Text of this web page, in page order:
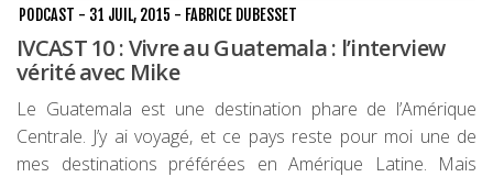
PODCAST - 31 JUIL, 2015 - FABRICE DUBESSET
IVCAST 10 : Vivre au Guatemala : l’interview
vérité avec Mike
Le Guatemala est une destination phare de l’Amérique
Centrale. J’y ai voyagé, et ce pays reste pour moi une de
mes destinations préférées en Amérique Latine. Mais